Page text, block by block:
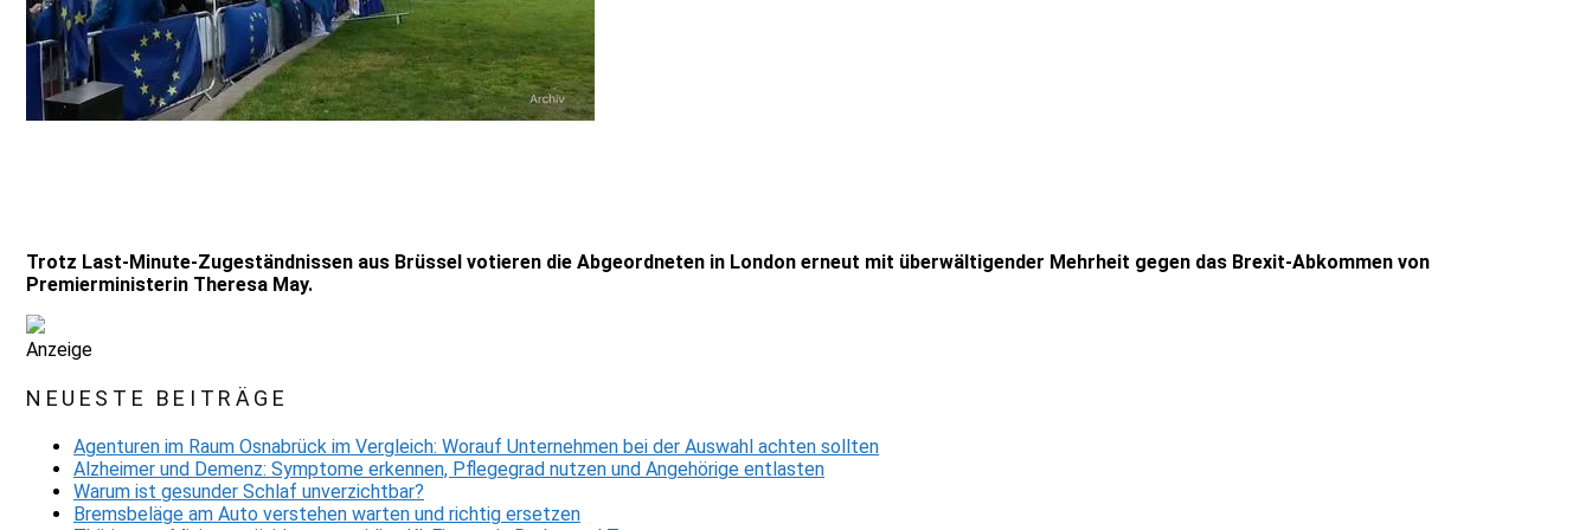
Trotz Last-Minute-Zugeständnissen aus Brüssel votieren die Abgeordneten in London erneut mit überwältigender Mehrheit gegen das Brexit-Abkommen von
Premierministerin Theresa May.
Anzeige
NEUESTE BEITRÄGE
Agenturen im Raum Osnabrück im Vergleich: Worauf Unternehmen bei der Auswahl achten sollten
Alzheimer und Demenz: Symptome erkennen, Pflegegrad nutzen und Angehörige entlasten
Warum ist gesunder Schlaf unverzichtbar?
Bremsbeläge am Auto verstehen warten und richtig ersetzen